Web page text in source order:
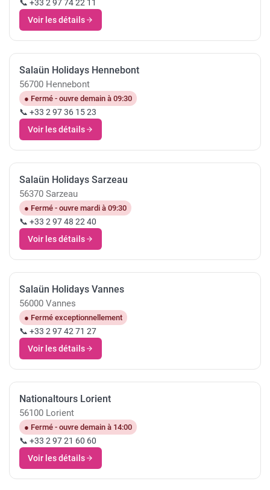
📞 +33 2 97 74 22 11
Voir les détails
Salaün Holidays Hennebont
56700 Hennebont
● Fermé - ouvre demain à 09:30
📞 +33 2 97 36 15 23
Voir les détails
Salaün Holidays Sarzeau
56370 Sarzeau
● Fermé - ouvre mardi à 09:30
📞 +33 2 97 48 22 40
Voir les détails
Salaün Holidays Vannes
56000 Vannes
● Fermé exceptionnellement
📞 +33 2 97 42 71 27
Voir les détails
Nationaltours Lorient
56100 Lorient
● Fermé - ouvre demain à 14:00
📞 +33 2 97 21 60 60
Voir les détails